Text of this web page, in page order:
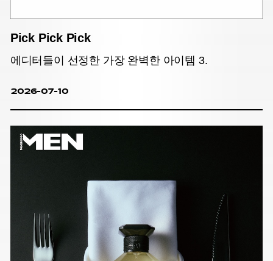
Pick Pick Pick
에디터들이 선정한 가장 완벽한 아이템 3.
2026-07-10